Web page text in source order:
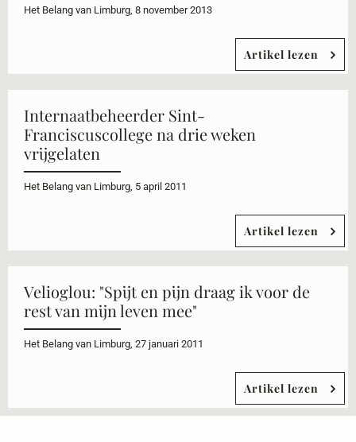
Het Belang van Limburg, 8 november 2013
Artikel lezen
Internaatbeheerder Sint-
Franciscuscollege na drie weken
vrijgelaten
Het Belang van Limburg, 5 april 2011
Artikel lezen
Velioglou: "Spijt en pijn draag ik voor de
rest van mijn leven mee"
Het Belang van Limburg, 27 januari 2011
Artikel lezen